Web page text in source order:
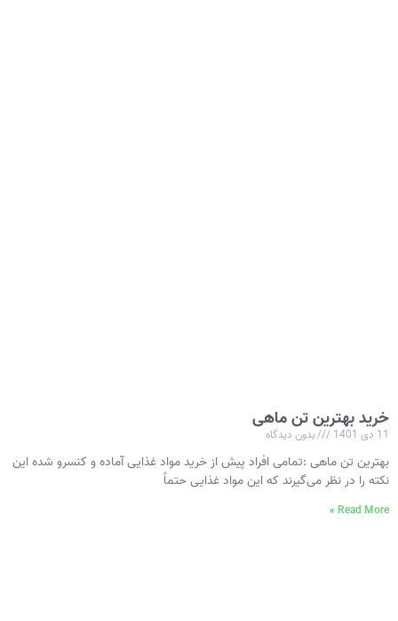
خرید بهترین تن ماهی
11 دی 1401 بدون دیدگاه
بهترین تن ماهی :تمامی افراد پیش‌ از خرید مواد غذایی آماده و کنسرو شده این
نکته را در نظر می‌گیرند که این مواد غذایی حتماً
Read More »